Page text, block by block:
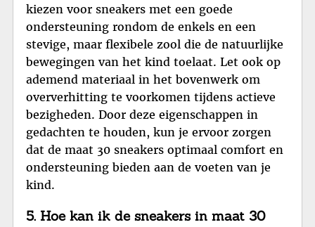
kiezen voor sneakers met een goede
ondersteuning rondom de enkels en een
stevige, maar flexibele zool die de natuurlijke
bewegingen van het kind toelaat. Let ook op
ademend materiaal in het bovenwerk om
oververhitting te voorkomen tijdens actieve
bezigheden. Door deze eigenschappen in
gedachten te houden, kun je ervoor zorgen
dat de maat 30 sneakers optimaal comfort en
ondersteuning bieden aan de voeten van je
kind.
5. Hoe kan ik de sneakers in maat 30